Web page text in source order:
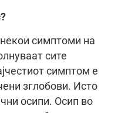
симптоми на
сите
симптом е
зглобови. Исто
осипи. Осип во